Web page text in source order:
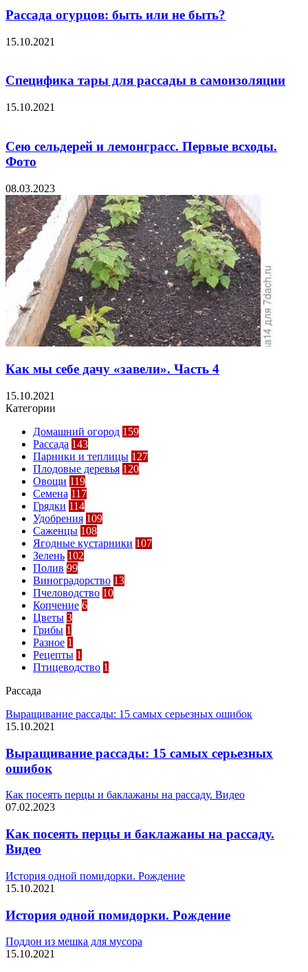
Рассада огурцов: быть или не быть?
15.10.2021
Специфика тары для рассады в самоизоляции
15.10.2021
Сею сельдерей и лемонграсс. Первые всходы.
Фото
08.03.2023
Как мы себе дачу «завели». Часть 4
15.10.2021
Категории
Домашний огород 159
Рассада 143
Парники и теплицы 127
Плодовые деревья 120
Овощи 119
Семена 117
Грядки 114
Удобрения 109
Саженцы 108
Ягодные кустарники 107
Зелень 102
Полив 99
Виноградорство 13
Пчеловодство 10
Копчение 6
Цветы 3
Грибы 1
Разное 1
Рецепты 1
Птицеводство 1
Рассада
Выращивание рассады: 15 самых серьезных ошибок
15.10.2021
Выращивание рассады: 15 самых серьезных
ошибок
Как посеять перцы и баклажаны на рассаду. Видео
07.02.2023
Как посеять перцы и баклажаны на рассаду.
Видео
История одной помидорки. Рождение
15.10.2021
История одной помидорки. Рождение
Поддон из мешка для мусора
15.10.2021